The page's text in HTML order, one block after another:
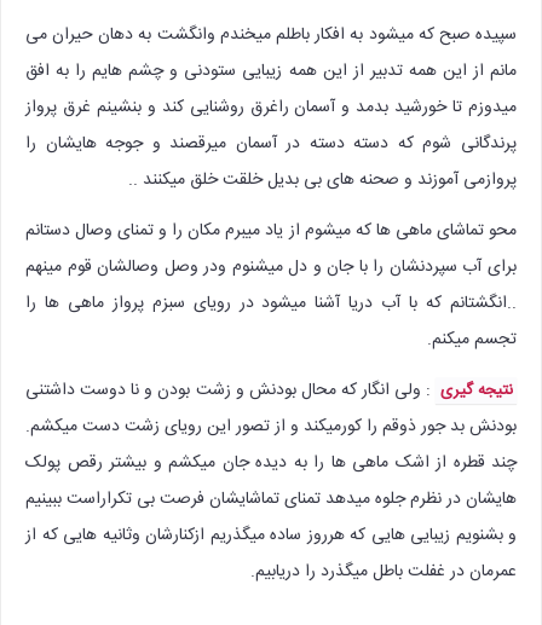
سپیده صبح که میشود به افکار باطلم میخندم وانگشت به دهان حیران می
مانم از این همه تدبیر از این همه زیبایی ستودنی و چشم هایم را به افق
میدوزم تا خورشید بدمد و آسمان راغرق روشنایی کند و بنشینم غرق پرواز
پرندگانی شوم که دسته دسته در آسمان میرقصند و جوجه هایشان را
پروازمی آموزند و صحنه های بی بدیل خلقت خلق میکنند ..
محو تماشای ماهی ها که میشوم از یاد میبرم مکان را و تمنای وصال دستانم
برای آب سپردنشان را با جان و دل میشنوم ودر وصل وصالشان قوم مینهم
..انگشتانم که با آب دریا آشنا میشود در رویای سبزم پرواز ماهی ها را
تجسم میکنم.
نتیجه گیری : ولی انگار که محال بودنش و زشت بودن و نا دوست داشتنی
بودنش بد جور ذوقم را کورمیکند و از تصور این رویای زشت دست میکشم.
چند قطره از اشک ماهی ها را به دیده جان میکشم و بیشتر رقص پولک
هایشان در نظرم جلوه میدهد تمنای تماشایشان فرصت بی تکراراست ببینیم
و بشنویم زیبایی هایی که هرروز ساده میگذریم ازکنارشان وثانیه هایی که از
عمرمان در غفلت باطل میگذرد را دریابیم.